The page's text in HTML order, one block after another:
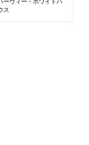
ーヴィー・ホワイトハ
ス